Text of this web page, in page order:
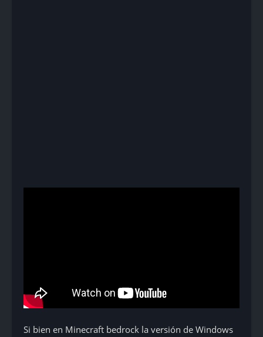
Si bien en Minecraft bedrock la versión de Windows